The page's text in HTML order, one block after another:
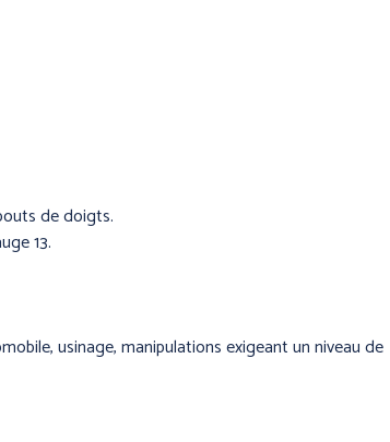
de doigts.
13.
usinage, manipulations exigeant un niveau de